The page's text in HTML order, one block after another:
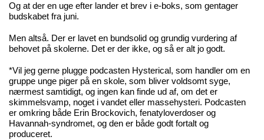
Og at der en uge efter lander et brev i e-boks, som gentager
budskabet fra juni.
Men altså. Der er lavet en bundsolid og grundig vurdering af
behovet på skolerne. Det er der ikke, og så er alt jo godt.
*Vil jeg gerne plugge podcasten Hysterical, som handler om en
gruppe unge piger på en skole, som bliver voldsomt syge,
nærmest samtidigt, og ingen kan finde ud af, om det er
skimmelsvamp, noget i vandet eller massehysteri. Podcasten
er omkring både Erin Brockovich, fenatyloverdoser og
Havannah-syndromet, og den er både godt fortalt og
produceret.